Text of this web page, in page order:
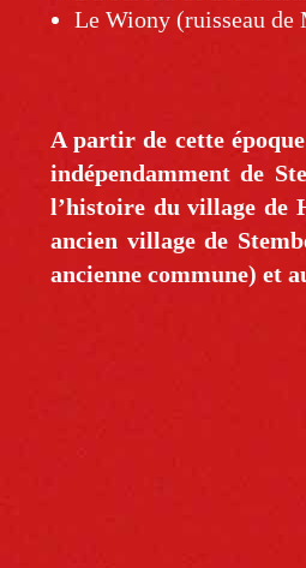
Le Wiony (ruisseau
A partir de cette
indépendamment de
l’histoire du village de
ancien village de
ancienne commune) et